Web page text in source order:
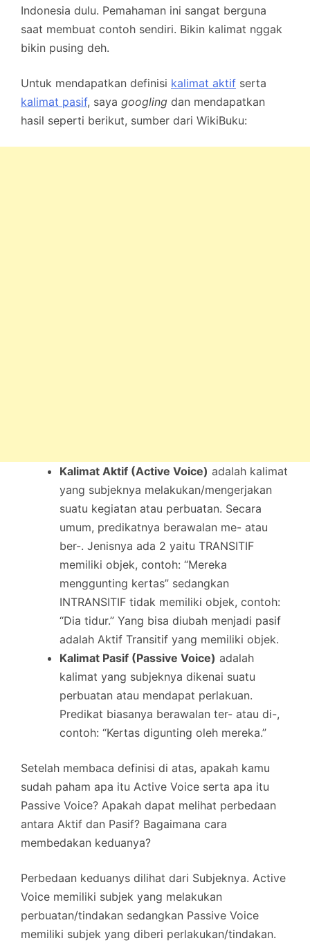
Indonesia dulu. Pemahaman ini sangat berguna
saat membuat contoh sendiri. Bikin kalimat nggak
bikin pusing deh.
Untuk mendapatkan definisi kalimat aktif serta
kalimat pasif, saya googling dan mendapatkan
hasil seperti berikut, sumber dari WikiBuku:
Kalimat Aktif (Active Voice) adalah kalimat
yang subjeknya melakukan/mengerjakan
suatu kegiatan atau perbuatan. Secara
umum, predikatnya berawalan me- atau
ber-. Jenisnya ada 2 yaitu TRANSITIF
memiliki objek, contoh: “Mereka
menggunting kertas” sedangkan
INTRANSITIF tidak memiliki objek, contoh:
“Dia tidur.” Yang bisa diubah menjadi pasif
adalah Aktif Transitif yang memiliki objek.
Kalimat Pasif (Passive Voice) adalah
kalimat yang subjeknya dikenai suatu
perbuatan atau mendapat perlakuan.
Predikat biasanya berawalan ter- atau di-,
contoh: “Kertas digunting oleh mereka.”
Setelah membaca definisi di atas, apakah kamu
sudah paham apa itu Active Voice serta apa itu
Passive Voice? Apakah dapat melihat perbedaan
antara Aktif dan Pasif? Bagaimana cara
membedakan keduanya?
Perbedaan keduanys dilihat dari Subjeknya. Active
Voice memiliki subjek yang melakukan
perbuatan/tindakan sedangkan Passive Voice
memiliki subjek yang diberi perlakukan/tindakan.